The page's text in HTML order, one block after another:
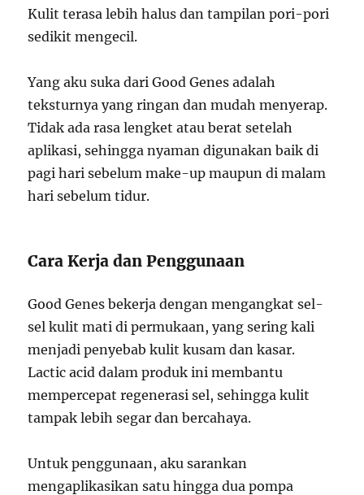
Kulit terasa lebih halus dan tampilan pori-pori
sedikit mengecil.
Yang aku suka dari Good Genes adalah
teksturnya yang ringan dan mudah menyerap.
Tidak ada rasa lengket atau berat setelah
aplikasi, sehingga nyaman digunakan baik di
pagi hari sebelum make-up maupun di malam
hari sebelum tidur.
Cara Kerja dan Penggunaan
Good Genes bekerja dengan mengangkat sel-
sel kulit mati di permukaan, yang sering kali
menjadi penyebab kulit kusam dan kasar.
Lactic acid dalam produk ini membantu
mempercepat regenerasi sel, sehingga kulit
tampak lebih segar dan bercahaya.
Untuk penggunaan, aku sarankan
mengaplikasikan satu hingga dua pompa